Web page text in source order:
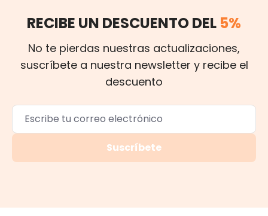
RECIBE UN DESCUENTO DEL 5%
No te pierdas nuestras actualizaciones,
suscríbete a nuestra newsletter y recibe el
descuento
Suscríbete